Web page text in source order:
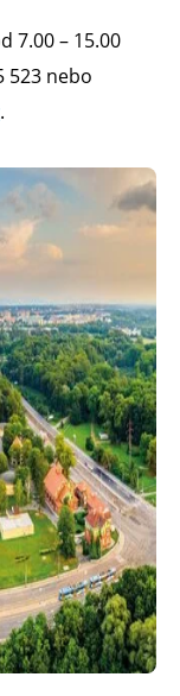
7.00 – 15.00
523 nebo
.